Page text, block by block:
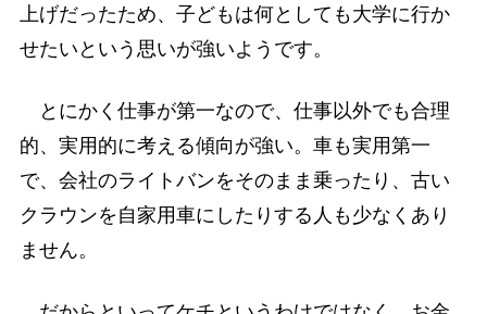
上げだったため、子どもは何としても大学に行か
せたいという思いが強いようです。
とにかく仕事が第一なので、仕事以外でも合理
的、実用的に考える傾向が強い。車も実用第一
で、会社のライトバンをそのまま乗ったり、古い
クラウンを自家用車にしたりする人も少なくあり
ません。